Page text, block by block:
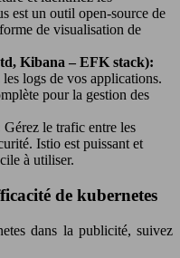
est un outil open-source de
de visualisation de
Kibana – EFK stack):
logs de vos applications.
pour la gestion des
Gérez le trafic entre les
Istio est puissant et
à utiliser.
de kubernetes
dans la publicité, suivez